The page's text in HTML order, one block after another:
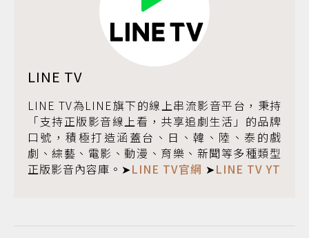
LINE TV
LINE TV為LINE旗下的線上串流影音平台，秉持
「支持正版影音線上看，共享追劇生活」的品牌
口號，積極打造涵蓋台、日、韓、陸、泰的戲
劇、綜藝、電影、動漫、育樂、新聞等多種類型
正版影音內容庫。➤LINE TV官網 ➤LINE TV YT